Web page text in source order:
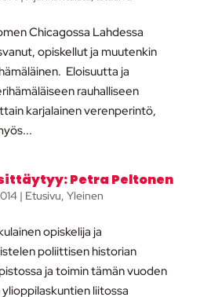
Chicagossa Lahdessa
opiskellut ja muutenkin
Eloisuutta ja
rauhalliseen
karjalainen verenperintö,
Petra Peltonen
| Etusivu, Yleinen
opiskelija ja
poliittisen historian
ja toimin tämän vuoden
liitossa